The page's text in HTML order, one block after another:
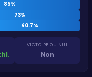
85%
73%
60.7%
VICTOIRE OU NUL
Non